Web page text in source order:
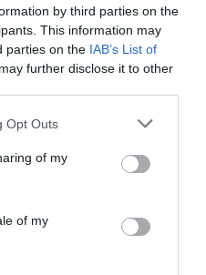
by third parties on the
This information may
parties on the IAB’s List of
further disclose it to other
Opt Outs
of my
of my
Retour en haut de page
Retour en haut de page